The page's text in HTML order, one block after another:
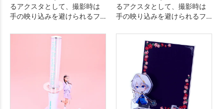
るアクスタとして、撮影時は
手の映り込みを避けられるフ
でつかうことができるアクリ
ルスタンドです。
るアクスタとして、撮影時は
手の映り込みを避けられるフ
でつかうことができるアクリ
ルスタンドです。